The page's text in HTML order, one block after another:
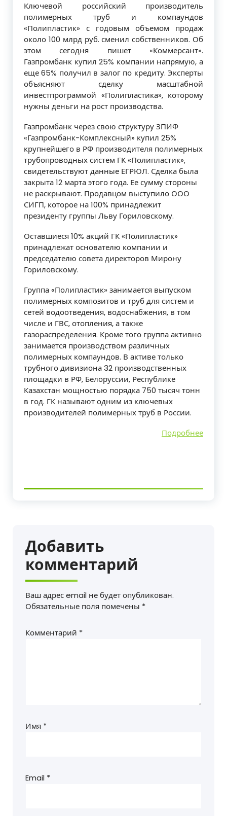
Ключевой российский производитель
полимерных труб и компаундов
«Полипластик» с годовым объемом продаж
около 100 млрд руб. сменил собственников. Об
этом сегодня пишет «Коммерсант».
Газпромбанк купил 25% компании напрямую, а
еще 65% получил в залог по кредиту. Эксперты
объясняют сделку масштабной
инвестпрограммой «Полипластика», которому
нужны деньги на рост производства.
Газпромбанк через свою структуру ЗПИФ
«Газпромбанк-Комплексный» купил 25%
крупнейшего в РФ производителя полимерных
трубопроводных систем ГК «Полипластик»,
свидетельствуют данные ЕГРЮЛ. Сделка была
закрыта 12 марта этого года. Ее сумму стороны
не раскрывают. Продавцом выступило ООО
СИГП, которое на 100% принадлежит
президенту группы Льву Гориловскому.
Оставшиеся 10% акций ГК «Полипластик»
принадлежат основателю компании и
председателю совета директоров Мирону
Гориловскому.
Группа «Полипластик» занимается выпуском
полимерных композитов и труб для систем и
сетей водоотведения, водоснабжения, в том
числе и ГВС, отопления, а также
газораспределения. Кроме того группа активно
занимается производством различных
полимерных компаундов. В активе только
трубного дивизиона 32 производственных
площадки в РФ, Белоруссии, Республике
Казахстан мощностью порядка 750 тысяч тонн
в год. ГК называют одним из ключевых
производителей полимерных труб в России.
Подробнее
Добавить
комментарий
Ваш адрес email не будет опубликован.
Обязательные поля помечены *
Комментарий *
Имя *
Email *